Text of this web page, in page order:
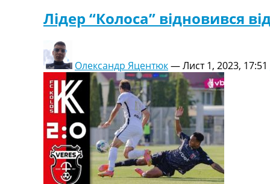
Лідер “Колоса” відновився
Олександр Яцентюк—Лист 1, 2023, 17:51